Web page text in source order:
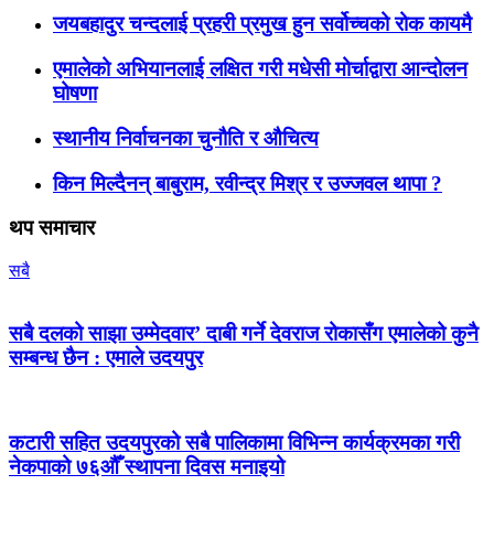
जयबहादुर चन्दलाई प्रहरी प्रमुख हुन सर्वोच्चको रोक कायमै
एमालेको अभियानलाई लक्षित गरी मधेसी मोर्चाद्वारा आन्दोलन
घोषणा
स्थानीय निर्वाचनका चुनौति र औचित्य
किन मिल्दैनन् बाबुराम, रवीन्द्र मिश्र र उज्जवल थापा ?
थप समाचार
सबै
सबै दलको साझा उम्मेदवार’ दाबी गर्ने देवराज रोकासँग एमालेको कुनै
सम्बन्ध छैन : एमाले उदयपुर
कटारी सहित उदयपुरको सबै पालिकामा विभिन्न कार्यक्रमका गरी
नेकपाको ७६औँ स्थापना दिवस मनाइयो